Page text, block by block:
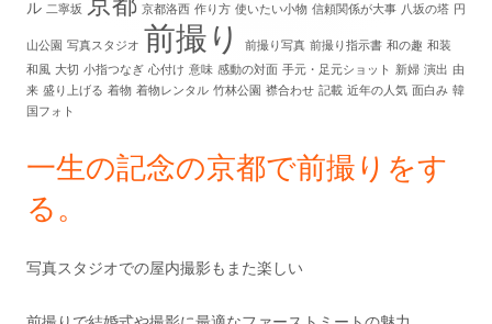
サ
イ
ー
ル 二寧坂 京都洛西 作り方 使いたい小物 信頼関係が大事 八坂の塔 円
山公園 写真スタジオ 前撮り 前撮り写真 前撮り指示書 和の趣 和装
和風 大切 小指つなぎ 心付け 意味 感動の対面 手元・足元ショット 新婦 演出 由
来 盛り上げる 着物 着物レンタル 竹林公園 襟合わせ 記載 近年の人気 面白み 韓
国フォト
一生の記念の京都で前撮りをす
る。
写真スタジオでの屋内撮影もまた楽しい